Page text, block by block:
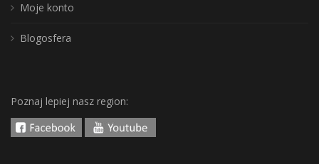
Moje konto
Blogosfera
Poznaj lepiej nasz region: